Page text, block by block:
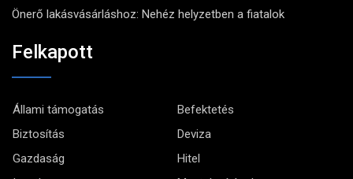
Önerő lakásvásárláshoz: Nehéz helyzetben a fiatalok
Felkapott
Állami támogatás
Befektetés
Biztosítás
Deviza
Gazdaság
Hitel